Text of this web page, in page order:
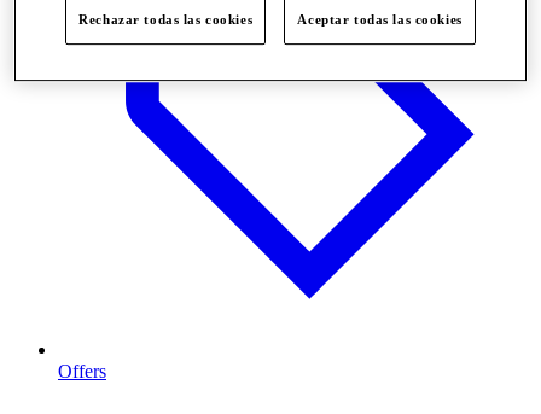
Offers
Rechazar todas las cookies Aceptar todas las cookies